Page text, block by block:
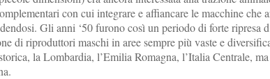
con cui integrare e affiancare le macchine che
Gli anni ‘50 furono così un periodo di forte ripresa
di riproduttori maschi in aree sempre più vaste e
la Lombardia, l’Emilia Romagna, l’Italia Centrale,